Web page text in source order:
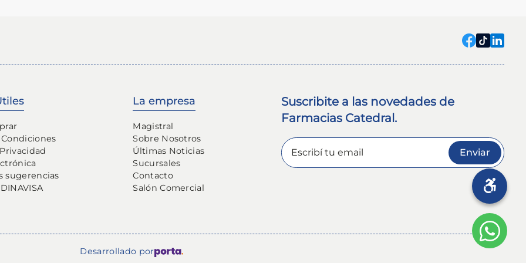
sugerencias
La empresa
Magistral
Sobre Nosotros
Últimas Noticias
Sucursales
Contacto
Salón Comercial
Suscribite a las novedades de
Farmacias Catedral.
Enviar
Desarrollado por